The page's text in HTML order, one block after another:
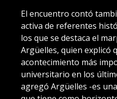
El encuentro contó
activa de referentes
los que se destaca el
Argüelles, quien explicó
acontecimiento más
universitario en los
agregó Argüelles -es